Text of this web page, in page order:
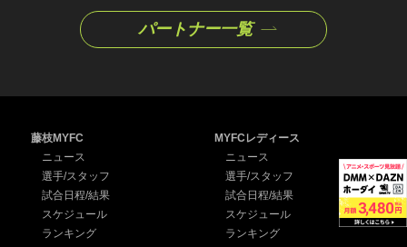
パートナー一覧
藤枝MYFC
ニュース
選手/スタッフ
試合日程/結果
スケジュール
ランキング
MYFCレディース
ニュース
選手/スタッフ
試合日程/結果
スケジュール
ランキング